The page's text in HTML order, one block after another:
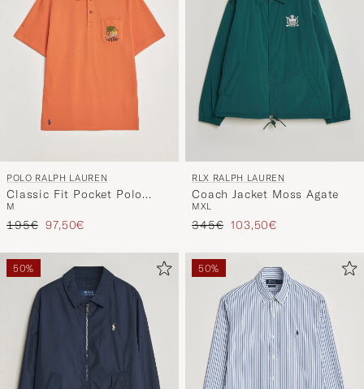
POLO RALPH LAUREN
Classic Fit Pocket Polo
Solar Sky
M
Regulärer Preis
195€ Reduzierter Preis
97,50€
RLX RALPH LAUREN
Coach Jacket Moss Agate
MXL
Regulärer Preis
345€ Reduzierter Preis
103,50€
50% 50%